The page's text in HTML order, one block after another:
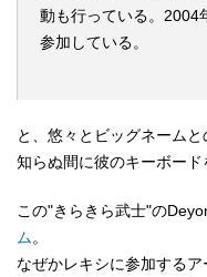
動も行っている。2004
参加している。
と、悠々とビッグネーム
知らぬ間に彼のキーボード
この"きらきら武士"の
ム。
なぜかレキシに参加する